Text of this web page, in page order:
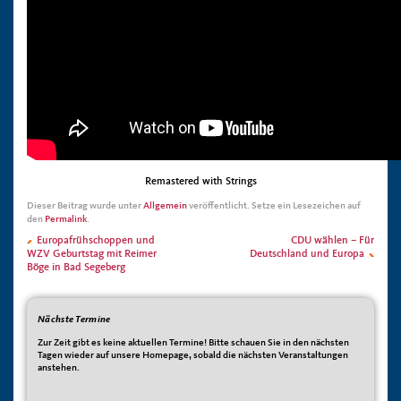
Remastered with Strings
Dieser Beitrag wurde unterAllgemeinveröffentlicht. Setze ein Lesezeichen auf
den Permalink.
Europafrühschoppen und
WZV Geburtstag mit Reimer
Böge in Bad Segeberg
CDU wählen – Für
Deutschland und Europa
Nächste Termine
Zur Zeit gibt es keine aktuellen Termine! Bitte schauen Sie in den nächsten
Tagen wieder auf unsere Homepage, sobald die nächsten Veranstaltungen
anstehen.